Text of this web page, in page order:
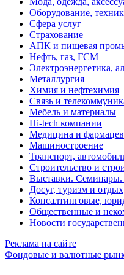
Оборудование,
Сфера услуг
Страхование
АПК и пищевая
Нефть, газ, ГСМ
Электроэнергетика,
Металлургия
Химия и нефтехимия
Связь и
Мебель и материалы
Hi-tech компании
Медицина и
Машиностроение
Транспорт,
Строительство и
Выставки.
Досуг, туризм и отдых
Консалтинговые,
Общественные и
Новости
Реклама на сайте
Фондовые и валютные